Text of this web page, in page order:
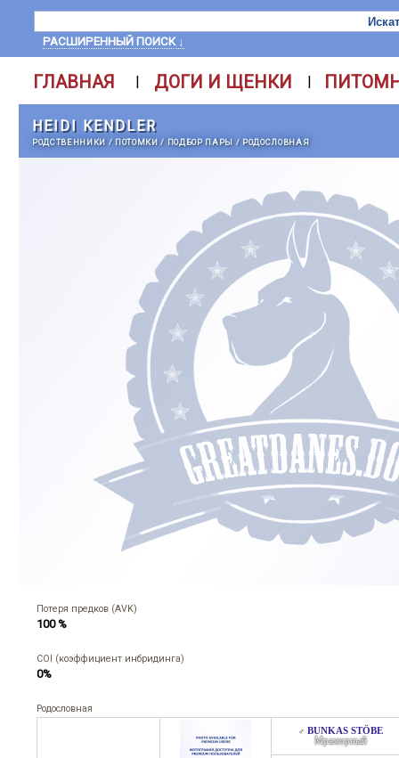
РАСШИРЕННЫЙ ПОИСК ↓
ГЛАВНАЯ | ДОГИ И ЩЕНКИ |
HEIDI KENDLER
РОДСТВЕННИКИ / ПОТОМКИ/ ПОДБОР ПАРЫ / РОДОСЛОВНАЯ
Потеря предков (AVK)
100 %
COI (коэффициент инбридинга)
0%
Родословная
♂ BUNKAS STÖBE
Мраморный